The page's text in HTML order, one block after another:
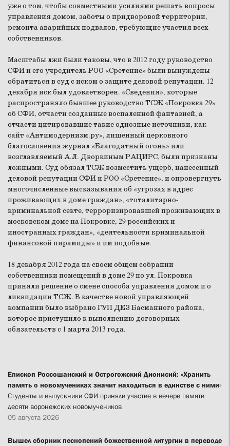
уже о том, чтобы совместными усилиями решать вопросы
управления домом, заботы о придворовой территории,
ремонта аварийных подвалов, требующие участия всех
собственников.
Масштабы лжи были таковы, что в 2012 году руководство
СФИ и его учредитель РОО «Сретение» были вынуждены
обратиться в суд с иском о защите деловой репутации. 12
декабря иск был удовлетворен. «Сведения», которые
распространяло бывшее руководство ТСЖ «Покровка 29»
об СФИ, отчасти созданные воспаленной фантазией, а
отчасти цитировавшие такие одиозные источники, как
сайт «Антимодернизм.ру», лишенный церковного
благословения журнал «Благодатный огонь» или
возглавляемый А.Л. Дворкиным РАЦИРС, были признаны
ложными. Суд обязал ТСЖ возместить ущерб, нанесенный
деловой репутации СФИ и РОО «Сретение», и опровергнуть
многочисленные высказывания об «угрозах в адрес
проживающих в доме граждан», «тоталитарно-
криминальной секте, терроризировавшей проживающих в
московском доме на Покровке, 29 российских и
иностранных граждан», «деятельности криминальной
финансовой пирамиды» и им подобные.
18 декабря 2012 года на своем общем собрании
собственники помещений в доме 29 по ул. Покровка
приняли решение о смене способа управления домом и о
ликвидации ТСЖ. В качестве новой управляющей
компании было выбрано ГУП ДЕЗ Басманного района,
которое приступило к выполнению договорных
обязательств с 1 марта 2013 года.
Епископ Россошанский и Острогожский Дионисий: «Хранить
память о новомучениках значит находиться в единстве с ними»
Студенты и выпускники СФИ приняли участие в вечере памяти
десяти воронежских новомучеников
05 августа 2026
Вышел сборник песнопений божественной литургии в переводе